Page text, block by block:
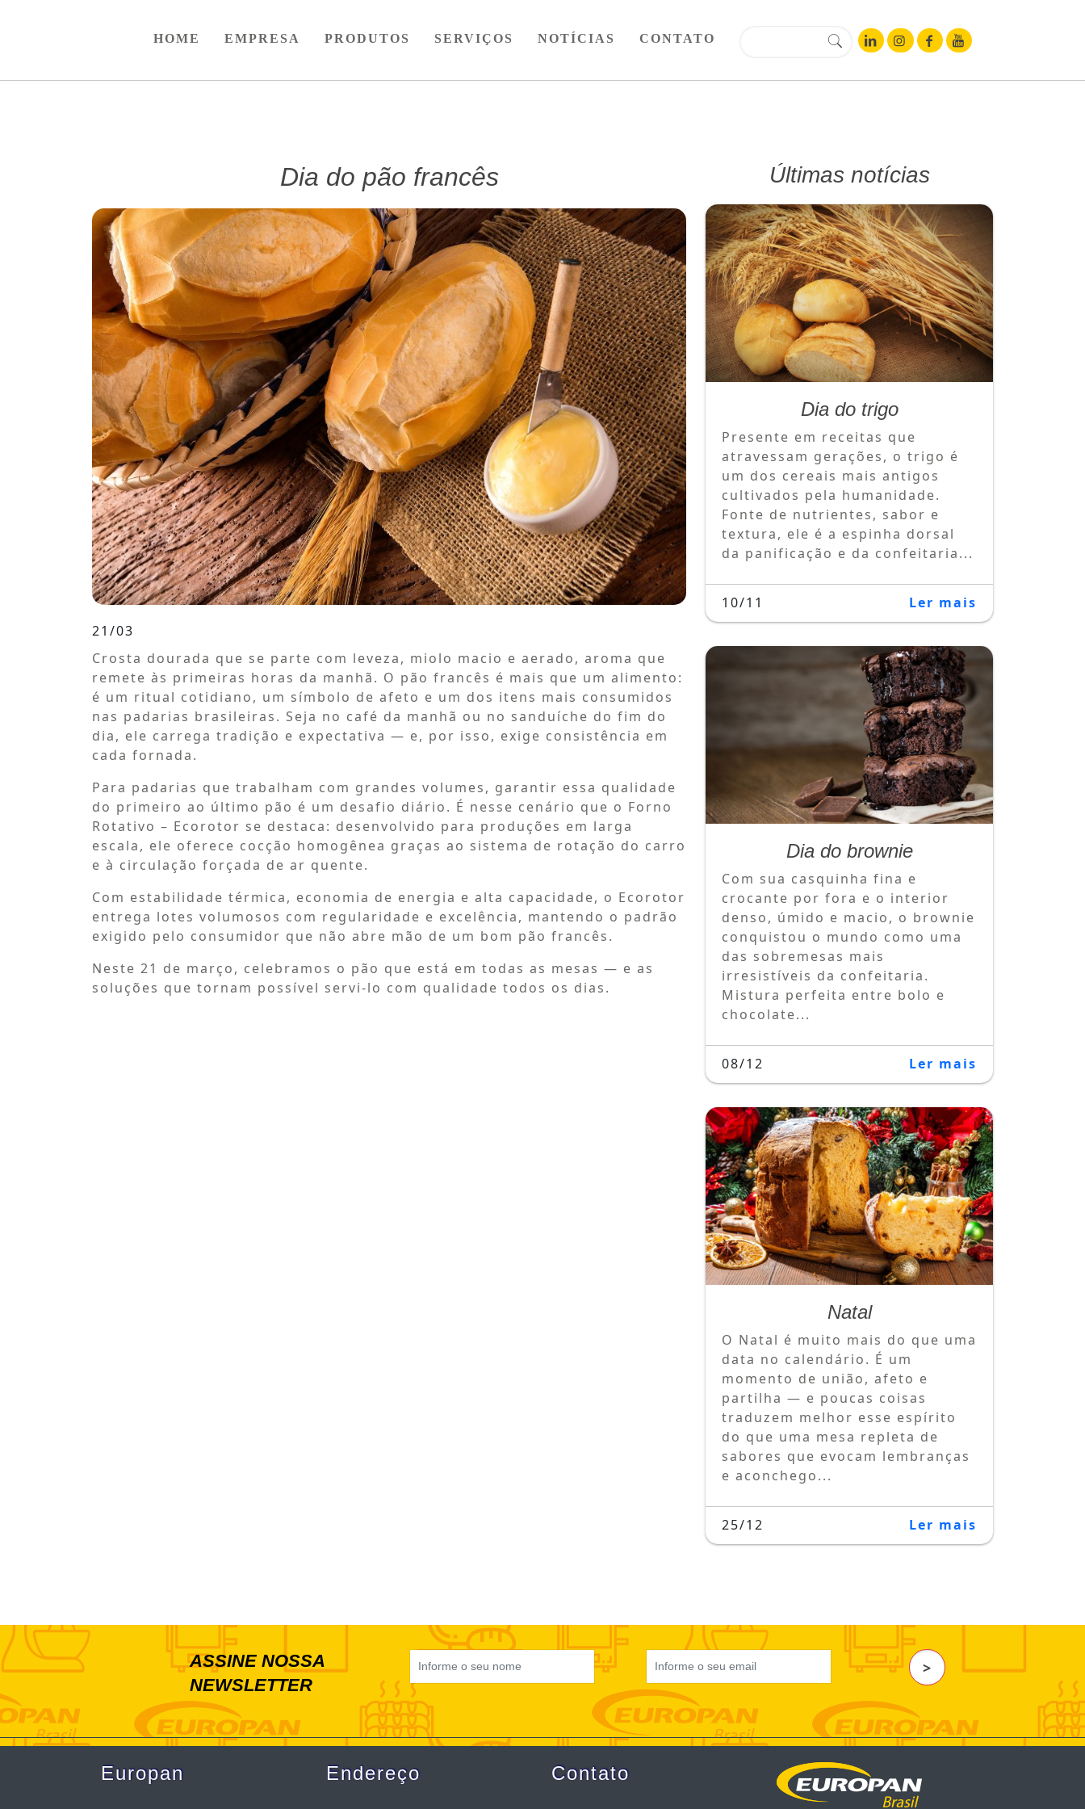
HOME EMPRESA PRODUTOS SERVIÇOS NOTÍCIAS CONTATO
Dia do pão francês
21/03
Crosta dourada que se parte com leveza, miolo macio e aerado, aroma que
remete às primeiras horas da manhã. O pão francês é mais que um alimento:
é um ritual cotidiano, um símbolo de afeto e um dos itens mais consumidos
nas padarias brasileiras. Seja no café da manhã ou no sanduíche do fim do
dia, ele carrega tradição e expectativa — e, por isso, exige consistência em
cada fornada.
Para padarias que trabalham com grandes volumes, garantir essa qualidade
do primeiro ao último pão é um desafio diário. É nesse cenário que o Forno
Rotativo – Ecorotor se destaca: desenvolvido para produções em larga
escala, ele oferece cocção homogênea graças ao sistema de rotação do carro
e à circulação forçada de ar quente.
Com estabilidade térmica, economia de energia e alta capacidade, o Ecorotor
entrega lotes volumosos com regularidade e excelência, mantendo o padrão
exigido pelo consumidor que não abre mão de um bom pão francês.
Neste 21 de março, celebramos o pão que está em todas as mesas — e as
soluções que tornam possível servi-lo com qualidade todos os dias.
Últimas notícias
Dia do trigo
Presente em receitas que
atravessam gerações, o trigo é
um dos cereais mais antigos
cultivados pela humanidade.
Fonte de nutrientes, sabor e
textura, ele é a espinha dorsal
da panificação e da confeitaria...
10/11 Ler mais
Dia do brownie
Com sua casquinha fina e
crocante por fora e o interior
denso, úmido e macio, o brownie
conquistou o mundo como uma
das sobremesas mais
irresistíveis da confeitaria.
Mistura perfeita entre bolo e
chocolate...
08/12 Ler mais
Natal
O Natal é muito mais do que uma
data no calendário. É um
momento de união, afeto e
partilha — e poucas coisas
traduzem melhor esse espírito
do que uma mesa repleta de
sabores que evocam lembranças
e aconchego...
25/12 Ler mais
ASSINE NOSSA
NEWSLETTER
>
Europan Endereço Contato